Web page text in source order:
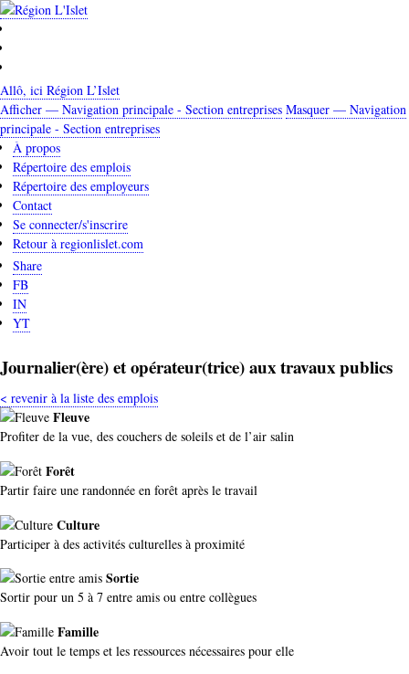
Aller
au
contenu
principal
Allô, ici Région L’Islet
Navigation
principale
-
Section
entreprises
Afficher — Navigation principale - Section entreprises Masquer — Navigation
principale - Section entreprises
À propos
Répertoire des emplois
Répertoire des employeurs
Contact
Se connecter/s'inscrire
Retour à regionlislet.com
Share
FB
IN
YT
Journalier(ère) et opérateur(trice) aux travaux publics
< revenir à la liste des emplois
Fleuve
Profiter de la vue, des couchers de soleils et de l’air salin
Forêt
Partir faire une randonnée en forêt après le travail
Culture
Participer à des activités culturelles à proximité
Sortie
Sortir pour un 5 à 7 entre amis ou entre collègues
Famille
Avoir tout le temps et les ressources nécessaires pour elle